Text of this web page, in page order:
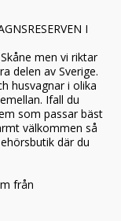
I
men vi riktar
delen av Sverige.
husvagnar i olika
Ifall du
som passar bäst
välkommen så
där du
från